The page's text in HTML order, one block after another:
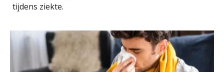
tijdens ziekte.
Jan Wietsma